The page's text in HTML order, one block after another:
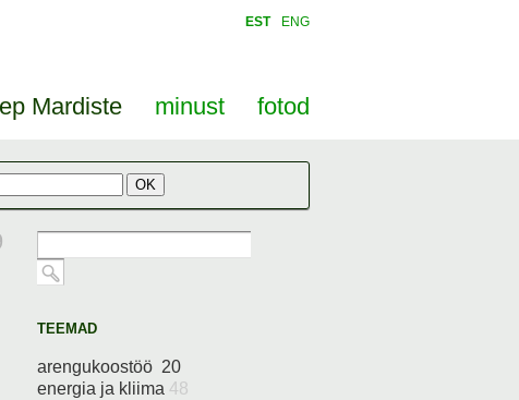
EST ENG
Mardiste minust fotod
TEEMAD
arengukoostöö 20
energia ja kliima 48